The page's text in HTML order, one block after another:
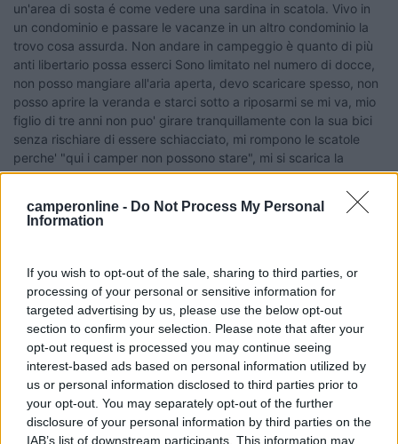
camperonline - Do Not Process My Personal
Information
If you wish to opt-out of the sale, sharing to third parties, or
processing of your personal or sensitive information for
targeted advertising by us, please use the below opt-out
section to confirm your selection. Please note that after your
opt-out request is processed you may continue seeing
interest-based ads based on personal information utilized by
us or personal information disclosed to third parties prior to
your opt-out. You may separately opt-out of the further
disclosure of your personal information by third parties on the
IAB’s list of downstream participants. This information may
un'area di sosta é come vedere una sardina in scatola. Vivo in
un condominio e passare le vacanze in un altro condominio la
trovo cosa assurda. Non andare in campeggio è quanto di più
anti libertario possa esserci Sono limitato nel numero di docce,
non posso mangiare all'aria aperta, devo scaricare spesso, non
posso aprire la veranda e starci sotto a riposarmi se mi va, mio
figlio di tre anni non puo' girare tranquillamente con la sua bici
senza rischiare di essere schiacciato, mi rompono le scatole
perche' "qui i camper non possono stare", mi si scarica la
batteria e devo metterne due piu' i pannelli solari, doppio
serbatoio per non restare senz'acqua e poi sono in sovrappeso,
devo rimanere con le finestre chiuse sotto il sole a crepare di
Modificato da teol il 07/07/2006 alle 08:26:24
gialloaldeba...
-
Inserito il07/07/2006 alle:08:54:38
ho solo una curiosità e spero di ottenere risposta: il prof. calosci
è veramente un professore? Da come si esprime non ha le
caratteristiche del camperista ma piuttosto mi sembra un
nobile, forse un conte o comunque una persona altolocata che